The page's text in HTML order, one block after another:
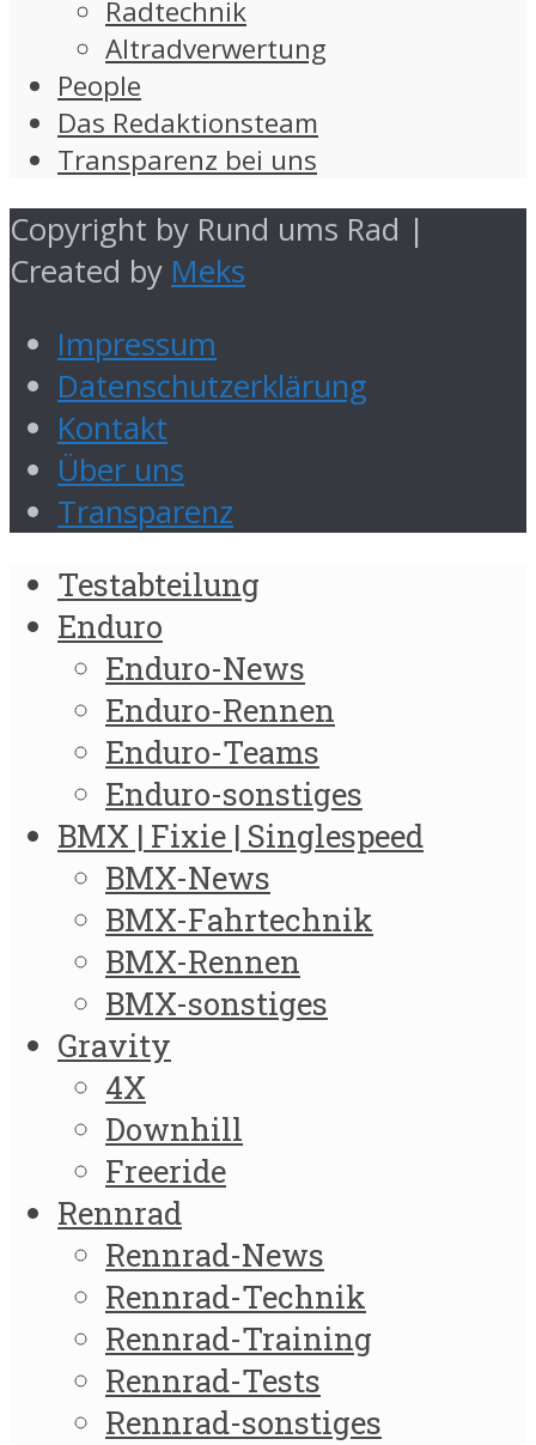
Radtechnik
Altradverwertung
People
Das Redaktionsteam
Transparenz bei uns
Copyright by Rund ums Rad |
Created by Meks
Impressum
Datenschutzerklärung
Kontakt
Über uns
Transparenz
Testabteilung
Enduro
Enduro-News
Enduro-Rennen
Enduro-Teams
Enduro-sonstiges
BMX | Fixie | Singlespeed
BMX-News
BMX-Fahrtechnik
BMX-Rennen
BMX-sonstiges
Gravity
4X
Downhill
Freeride
Rennrad
Rennrad-News
Rennrad-Technik
Rennrad-Training
Rennrad-Tests
Rennrad-sonstiges